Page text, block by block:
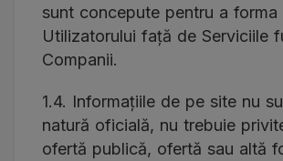
sunt concepute pentru a forma
Utilizatorului față de Serviciile
Companii.
1.4. Informațiile de pe site nu
natură oficială, nu trebuie
ofertă publică, ofertă sau altă